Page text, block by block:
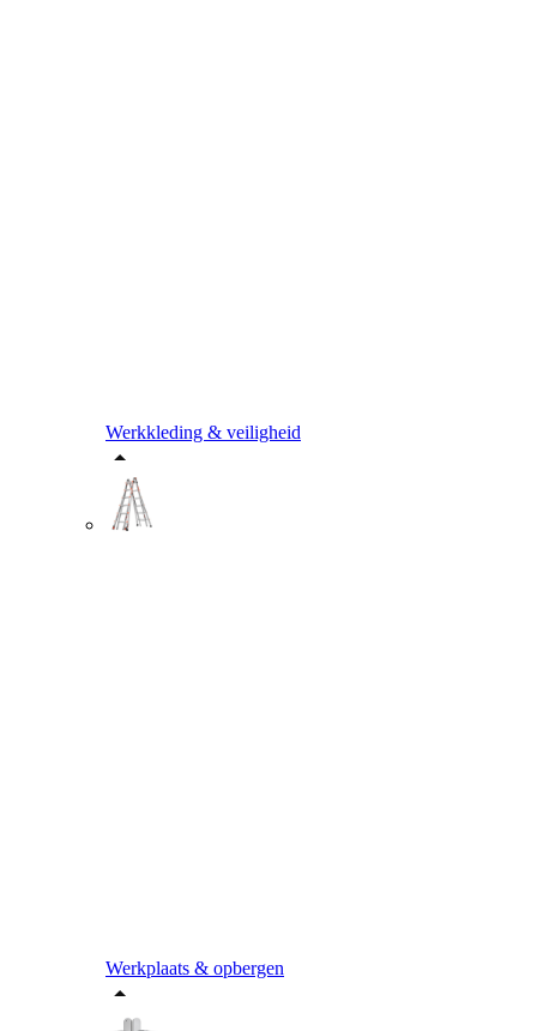
Werkkleding & veiligheid
Werkplaats & opbergen